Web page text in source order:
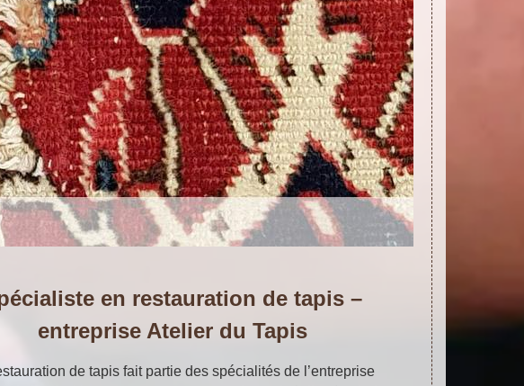
en restauration de tapis –
entreprise Atelier du Tapis
de tapis fait partie des spécialités de l’entreprise